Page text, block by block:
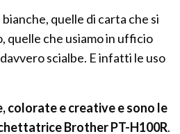
quelle di carta che si
quelle che usiamo in ufficio
scialbe. E infatti le uso
colorate e creative e sono le
Brother PT-H100R.